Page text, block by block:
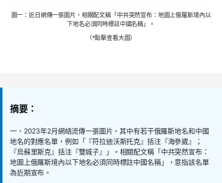
圖一：近日網傳一張圖片，相關配文稱「中共突然宣布：地圖上俄羅斯境內以
下地名必須同時標註中國名稱」。
（*點擊查看大圖）
摘要：
一、2023年2月網絡流傳一張圖片，其中有若干俄羅斯地名和中國
地名的對應名單，例如「『符拉迪沃斯托克』括注『海參崴』；
『烏蘇里斯克』括注『雙城子』」。相關配文稱「中共突然宣布：
地圖上俄羅斯境內以下地名必須同時標註中國名稱」，意指該名單
為近期宣布。